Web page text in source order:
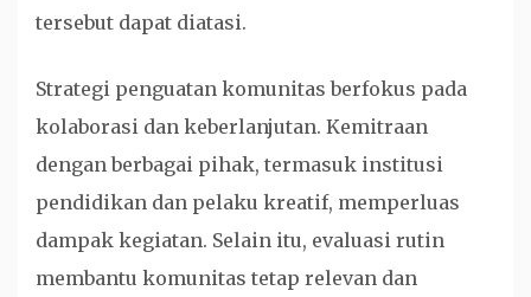
tersebut dapat diatasi.
Strategi penguatan komunitas berfokus pada
kolaborasi dan keberlanjutan. Kemitraan
dengan berbagai pihak, termasuk institusi
pendidikan dan pelaku kreatif, memperluas
dampak kegiatan. Selain itu, evaluasi rutin
membantu komunitas tetap relevan dan